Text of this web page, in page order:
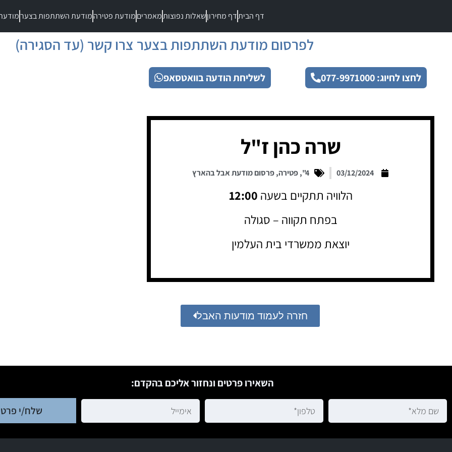
דף הביתדף מחירוןשאלות נפוצותמאמריםמודעת פטירהמודעת השתתפות בצער
לפרסום מודעת השתתפות בצער צרו קשר (עד הסגירה)
לחצו לחיוג: 077-9971000 לשליחת הודעה בוואטסאפ
שרה כהן ז"ל
03/12/2024
4"
,פטירה,פרסום מודעת אבל בהארץ
הלוויה תתקיים בשעה 12:00
בפתח תקווה – סגולה
יוצאת ממשרדי בית העלמין
חזרה לעמוד מודעות האבל
השאירו פרטים ונחזור אליכם בהקדם:
שלח/י